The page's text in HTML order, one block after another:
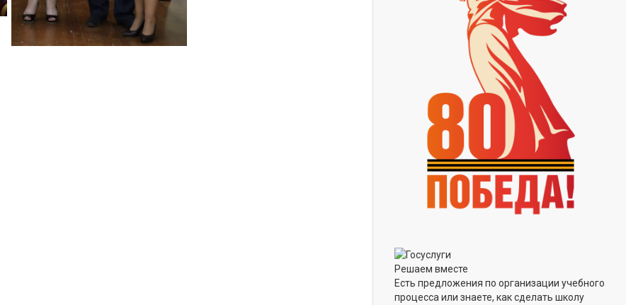
Решаем вместе
Есть предложения по организации учебного
процесса или знаете, как сделать школу